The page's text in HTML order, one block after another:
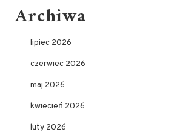
Archiwa
lipiec 2026
czerwiec 2026
maj 2026
kwiecień 2026
luty 2026